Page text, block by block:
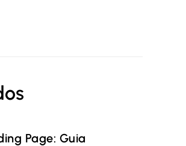
Page: Guia